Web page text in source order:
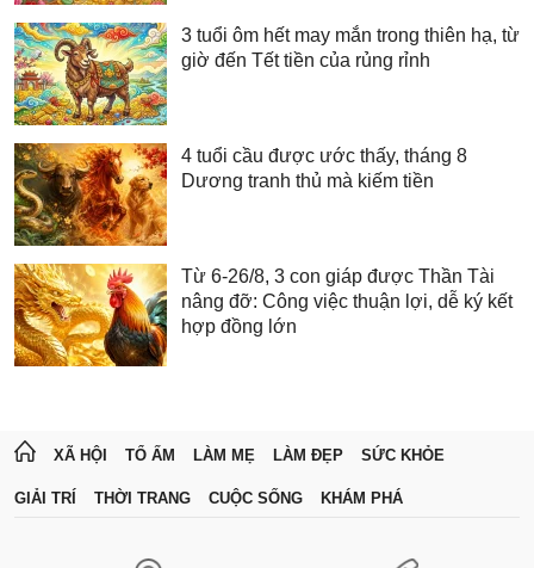
3 tuổi ôm hết may mắn trong thiên hạ, từ
giờ đến Tết tiền của rủng rỉnh
4 tuổi cầu được ước thấy, tháng 8
Dương tranh thủ mà kiếm tiền
Từ 6-26/8, 3 con giáp được Thần Tài
nâng đỡ: Công việc thuận lợi, dễ ký kết
hợp đồng lớn
XÃ HỘI TỔ ẤM LÀM MẸ LÀM ĐẸP SỨC KHỎE
GIẢI TRÍ THỜI TRANG CUỘC SỐNG KHÁM PHÁ